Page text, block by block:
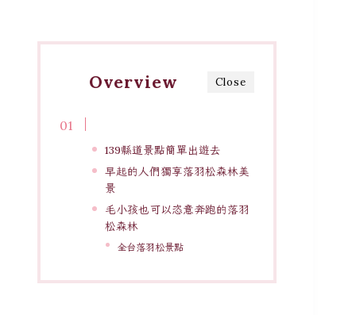
Close
Overview
139縣道景點簡單出遊去
早起的人們獨享落羽松森林美
景
毛小孩也可以恣意奔跑的落羽
松森林
全台落羽松景點